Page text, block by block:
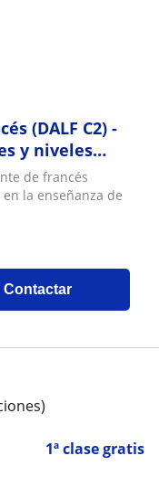
(DALF C2) -
y niveles
para
Clases
de francés
la enseñanza de
Contactar
1ª clase gratis